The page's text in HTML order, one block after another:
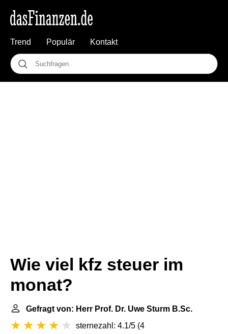
Trend Populär Kontakt
Wie viel kfz steuer im
monat?
Gefragt von: Herr Prof. Dr. Uwe Sturm B.Sc.
sternezahl: 4.1/5 (4